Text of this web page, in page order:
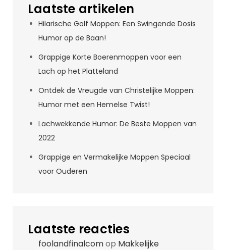
Laatste artikelen
Hilarische Golf Moppen: Een Swingende Dosis
Humor op de Baan!
Grappige Korte Boerenmoppen voor een
Lach op het Platteland
Ontdek de Vreugde van Christelijke Moppen:
Humor met een Hemelse Twist!
Lachwekkende Humor: De Beste Moppen van
2022
Grappige en Vermakelijke Moppen Speciaal
voor Ouderen
Laatste reacties
foolandfinalcomop Makkelijke